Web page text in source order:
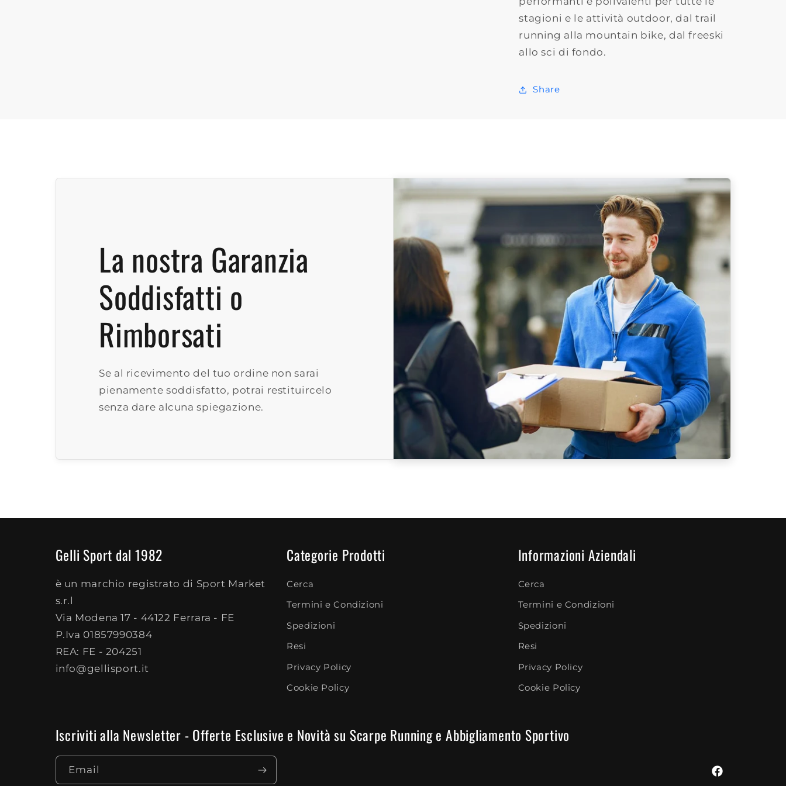
stagioni e le attività outdoor, dal trail
running alla mountain bike, dal freeski
allo sci di fondo.
Share
La nostra Garanzia
Soddisfatti o
Rimborsati
Se al ricevimento del tuo ordine non sarai
pienamente soddisfatto, potrai restituircelo
senza dare alcuna spiegazione.
Gelli Sport dal 1982
è un marchio registrato di Sport Market
s.r.l
Via Modena 17 - 44122 Ferrara - FE
P.Iva 01857990384
REA: FE - 204251
info@gellisport.it
Categorie Prodotti
Cerca
Termini e Condizioni
Spedizioni
Resi
Privacy Policy
Cookie Policy
Informazioni Aziendali
Cerca
Termini e Condizioni
Spedizioni
Resi
Privacy Policy
Cookie Policy
Iscriviti alla Newsletter - Offerte Esclusive e Novità su Scarpe Running e Abbigliamento Sportivo
Email
Facebook